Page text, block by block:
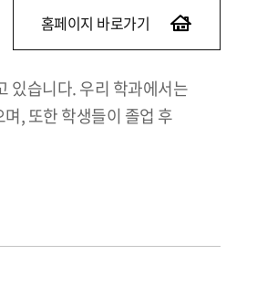
홈페이지 바로가기
있습니다. 우리 학과에서는
, 또한 학생들이 졸업 후